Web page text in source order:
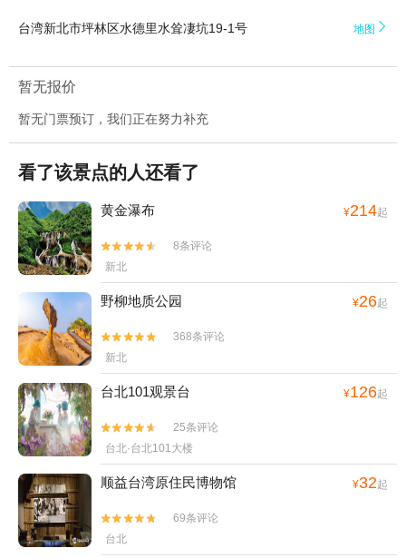
台湾新北市坪林区水德里水耸凄坑19-1号 地图 
暂无报价
暂无门票预订，我们正在努力补充
看了该景点的人还看了
黄金瀑布 ¥214起


8条评论
新北
野柳地质公园 ¥26起


368条评论
新北
台北101观景台 ¥126起


25条评论
台北·台北101大楼
顺益台湾原住民博物馆 ¥32起


69条评论
台北